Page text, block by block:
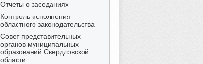
Отчеты о заседаниях
Контроль исполнения
областного законодательства
Совет представительных
органов муниципальных
образований Свердловской
области